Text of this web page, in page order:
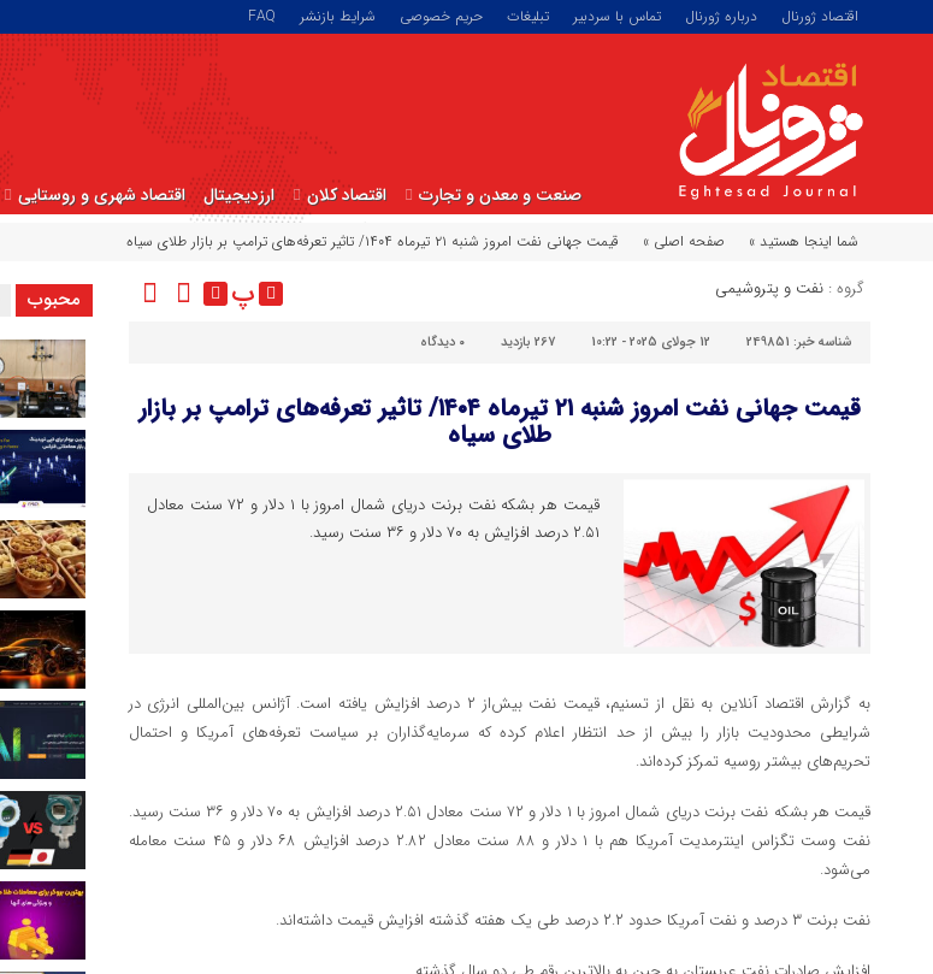
اقتصاد ژورنال درباره ژورنال تماس با سردبیر تبلیغات حریم خصوصی شرایط بازنشر FAQ
صنعت و معدن و تجارت اقتصاد کلان ارزدیجیتال اقتصاد شهری و روستایی
شما اینجا هستید » صفحه اصلی » قیمت جهانی نفت امروز شنبه ۲۱ تیرماه ۱۴۰۴/ تاثیر تعرفه‌های ترامپ بر بازار طلای سیاه
گروه : نفت و پتروشیمی پ
شناسه خبر: 249851 12 جولای 2025 - 10:22 267 بازدید ۰ دیدگاه
قیمت جهانی نفت امروز شنبه ۲۱ تیرماه ۱۴۰۴/ تاثیر تعرفه‌های ترامپ بر بازار
طلای سیاه
قیمت هر بشکه نفت برنت دریای شمال امروز با ۱ دلار و ۷۲ سنت معادل
۲.۵۱ درصد افزایش به ۷۰ دلار و ۳۶ سنت رسید.
به گزارش اقتصاد آنلاین به نقل از تسنیم، قیمت نفت بیش‌از ۲ درصد افزایش یافته است. آژانس بین‌المللی انرژی در
شرایطی محدودیت بازار را بیش از حد انتظار اعلام کرده که سرمایه‌گذاران بر سیاست تعرفه‌های آمریکا و احتمال
تحریم‌های بیشتر روسیه تمرکز کرده‌اند.
قیمت هر بشکه نفت برنت دریای شمال امروز با ۱ دلار و ۷۲ سنت معادل ۲.۵۱ درصد افزایش به ۷۰ دلار و ۳۶ سنت رسید.
نفت وست تگزاس اینترمدیت آمریکا هم با ۱ دلار و ۸۸ سنت معادل ۲.۸۲ درصد افزایش ۶۸ دلار و ۴۵ سنت معامله
می‌شود.
نفت برنت ۳ درصد و نفت آمریکا حدود ۲.۲ درصد طی یک هفته گذشته افزایش قیمت داشته‌اند.
محبوب